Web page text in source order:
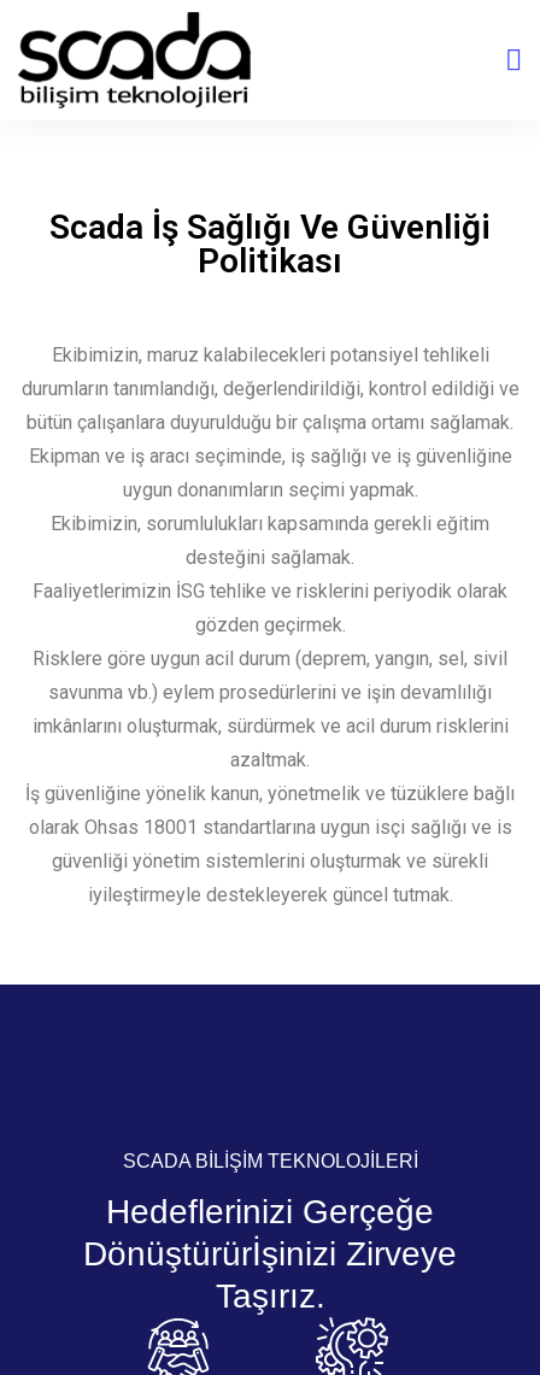
Scada İş Sağlığı Ve Güvenliği
Politikası
Ekibimizin, maruz kalabilecekleri potansiyel tehlikeli
durumların tanımlandığı, değerlendirildiği, kontrol edildiği ve
bütün çalışanlara duyurulduğu bir çalışma ortamı sağlamak.
Ekipman ve iş aracı seçiminde, iş sağlığı ve iş güvenliğine
uygun donanımların seçimi yapmak.
Ekibimizin, sorumlulukları kapsamında gerekli eğitim
desteğini sağlamak.
Faaliyetlerimizin İSG tehlike ve risklerini periyodik olarak
gözden geçirmek.
Risklere göre uygun acil durum (deprem, yangın, sel, sivil
savunma vb.) eylem prosedürlerini ve işin devamlılığı
imkânlarını oluşturmak, sürdürmek ve acil durum risklerini
azaltmak.
İş güvenliğine yönelik kanun, yönetmelik ve tüzüklere bağlı
olarak Ohsas 18001 standartlarına uygun isçi sağlığı ve is
güvenliği yönetim sistemlerini oluşturmak ve sürekli
iyileştirmeyle destekleyerek güncel tutmak.
SCADA BİLİŞİM TEKNOLOJİLERİ
Hedeflerinizi Gerçeğe
Dönüştürürİşinizi Zirveye
Taşırız.